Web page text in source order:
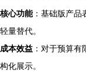
核心功能：基础版产品
轻量替代。
成本效益 ：对于预算
构化展示。